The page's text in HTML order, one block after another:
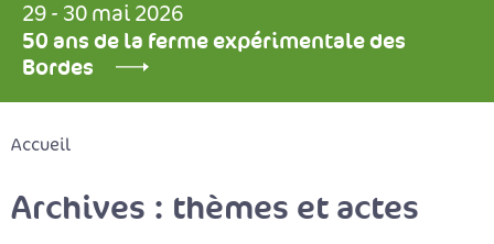
29 - 30 mai 2026
50 ans de la ferme expérimentale des
Bordes
Accueil
Archives : thèmes et actes